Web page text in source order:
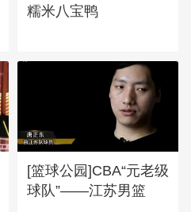
糯米八宝鸭
[篮球公园]CBA“元老级
球队”——江苏男篮